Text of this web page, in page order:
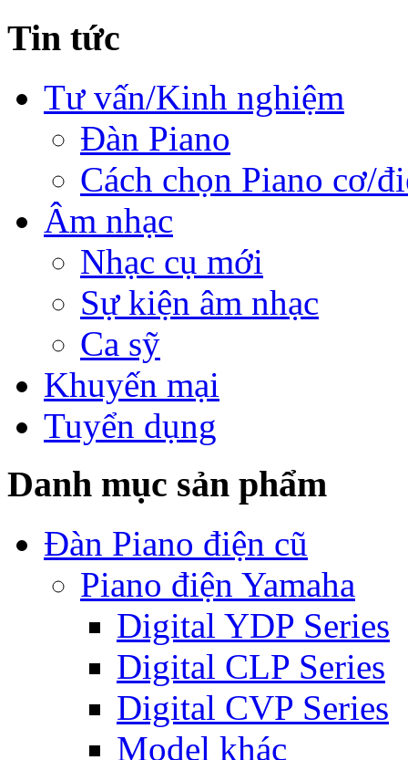
Tin tức
Tư vấn/Kinh nghiệm
Đàn Piano
Cách chọn Piano cơ/
Âm nhạc
Nhạc cụ mới
Sự kiện âm nhạc
Ca sỹ
Khuyến mại
Tuyển dụng
Danh mục sản phẩm
Đàn Piano điện cũ
Piano điện Yamaha
Digital YDP Series
Digital CLP Series
Digital CVP Series
Model khác